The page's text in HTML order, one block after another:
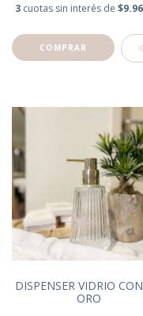
3 cuotas sin interés de
DISPENSER VIDRIO
ORO